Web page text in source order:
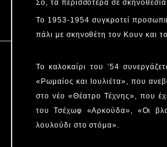
Σο, τα περισσότερα σε
Το 1953-1954 συγκροτεί
πάλι με σκηνοθέτη τον Κουν και
Το καλοκαίρι του ’54
«Ρωμαίος και Ιουλιέτα», που
στο νέο «Θέατρο Τέχνης», που
του Τσέχωφ «Αρκούδα», «Οι
λουλούδι στο στόμα».